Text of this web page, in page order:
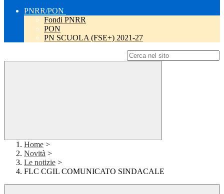
PNRR/PON
Fondi PNRR
PON
PN SCUOLA (FSE+) 2021-27
Home >
Novità >
Le notizie >
FLC CGIL COMUNICATO SINDACALE